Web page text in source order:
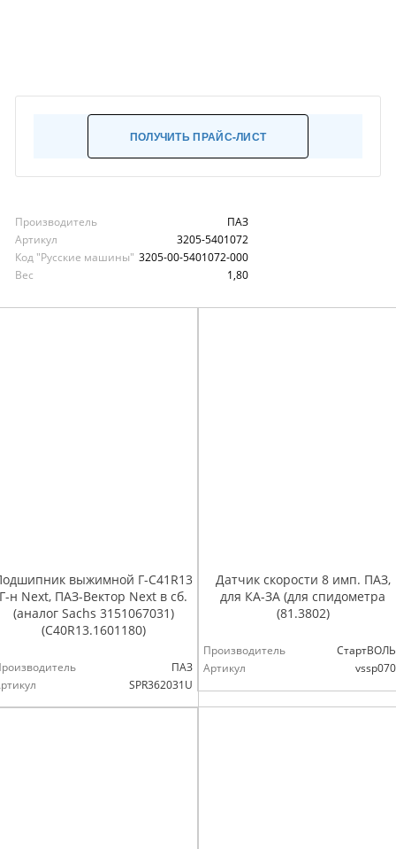
ПОЛУЧИТЬ ПРАЙС-ЛИСТ
Производитель
ПАЗ
Артикул
3205-5401072
Код "Русские машины" 3205-00-5401072-000
Вес
1,80
выжимной Г-С41R13
Г-н Next, ПАЗ-Вектор Next в сб.
(аналог Sachs 3151067031)
(С40R13.1601180)
ПАЗ
SPR362031U
Датчик скорости 8 имп. ПАЗ,
для КА-ЗА (для спидометра
(81.3802)
Производитель
Артикул